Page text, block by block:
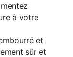
à votre
et
sûr et